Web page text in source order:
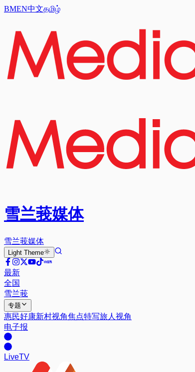
BMEN中文தமிழ்
雪兰莪媒体
雪兰莪媒体
Light Theme
最新
全国
雪兰莪
专题
惠民好康新村视角焦点特写旅人视角
电子报
LiveTV